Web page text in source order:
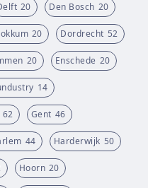
20 Den Bosch 20
20 Dordrecht 52
20 Enschede 20
14
62 Gent 46
44 Harderwijk 50
Hoorn 20